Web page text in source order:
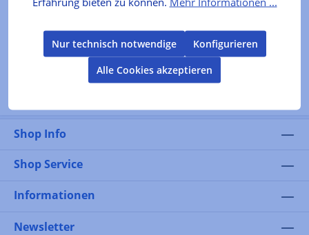
Aromen mit einer cremigen Süße und einem Hauch
Feiner Abklang mit Vanille-Aromen.
Shop Info
Shop Service
Informationen
Newsletter
Nur technisch notwendige
Konfigurieren
Alle Cookies akzeptieren